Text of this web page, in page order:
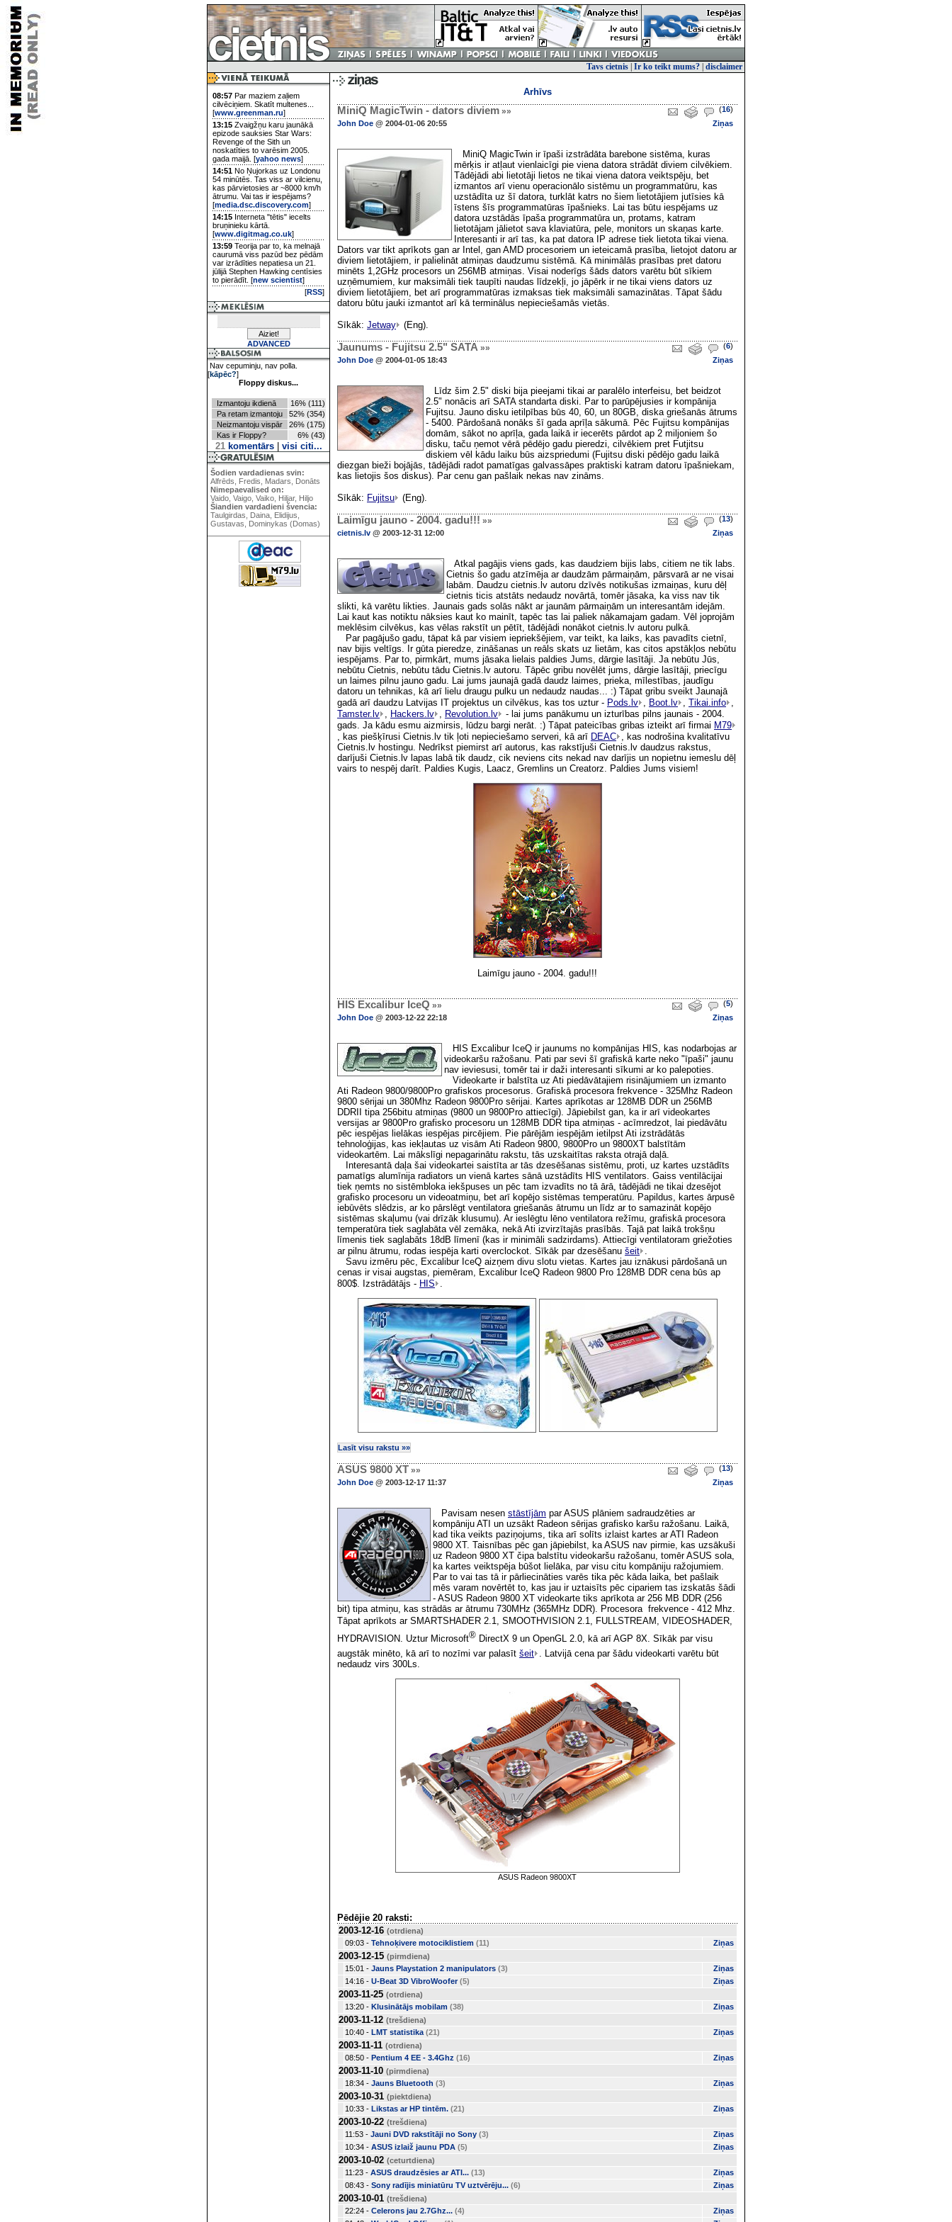
Tavs cietnis Ir ko teikt mums? disclaimer
08:57 Par maziem zaļiem
cilvēciņiem. Skatīt multenes...
[www.greenman.ru]
13:15 Zvaigžņu karu jaunākā
epizode sauksies Star Wars:
Revenge of the Sith un
noskatīties to varēsim 2005.
gada maijā. [yahoo news]
14:51 No Ņujorkas uz Londonu
54 minūtēs. Tas viss ar vilcienu,
kas pārvietosies ar ~8000 km/h
ātrumu. Vai tas ir iespējams?
[media.dsc.discovery.com]
14:15 Interneta "tētis" iecelts
bruņinieku kārtā.
[www.digitmag.co.uk]
13:59 Teorija par to, ka melnajā
caurumā viss pazūd bez pēdām
var izrādīties nepatiesa un 21.
jūlijā Stephen Hawking centīsies
to pierādīt. [new scientist]
[RSS]
ADVANCED
Nav cepuminju, nav polla.
[kāpēc?]
Floppy diskus...
Izmantoju ikdienā
16% (111)
Pa retam izmantoju
52% (354)
Neizmantoju vispār
26% (175)
Kas ir Floppy?
6% (43)
21komentārs| visi citi...
Šodien vardadienas svin:
Alfrēds, Fredis, Madars, Donāts
Nimepaevalised on:
Vaido, Vaigo, Vaiko, Hiljar, Hiljo
Šiandien vardadieni švencia:
Taulgirdas, Daina, Elidijus,
Gustavas, Dominykas (Domas)
Arhīvs
MiniQ MagicTwin - dators diviem »» (16)
John Doe @ 2004-01-06 20:55 Ziņas
MiniQ MagicTwin ir īpaši izstrādāta barebone sistēma, kuras
mērķis ir atļaut vienlaicīgi pie viena datora strādāt diviem cilvēkiem.
Tādējādi abi lietotāji lietos ne tikai viena datora veiktspēju, bet
izmantos arī vienu operacionālo sistēmu un programmatūru, kas
uzstādīta uz šī datora, turklāt katrs no šiem lietotājiem jutīsies kā
īstens šīs programmatūras īpašnieks. Lai tas būtu iespējams uz
datora uzstādās īpaša programmatūra un, protams, katram
lietotājam jālietot sava klaviatūra, pele, monitors un skaņas karte.
Interesanti ir arī tas, ka pat datora IP adrese tiek lietota tikai viena.
Dators var tikt aprīkots gan ar Intel, gan AMD procesoriem un ieteicamā prasība, lietojot datoru ar
diviem lietotājiem, ir palielināt atmiņas daudzumu sistēmā. Kā minimālās prasības pret datoru
minēts 1,2GHz procesors un 256MB atmiņas. Visai noderīgs šāds dators varētu būt sīkiem
uzņēmumiem, kur maksimāli tiek taupīti naudas līdzekļi, jo jāpērk ir ne tikai viens dators uz
diviem lietotājiem, bet arī programmatūras izmaksas tiek maksimāli samazinātas. Tāpat šādu
datoru būtu jauki izmantot arī kā terminālus nepieciešamās vietās.
Sīkāk: Jetway (Eng).
Jaunums - Fujitsu 2.5" SATA »» (6)
John Doe @ 2004-01-05 18:43 Ziņas
Līdz šim 2.5" diski bija pieejami tikai ar paralēlo interfeisu, bet beidzot
2.5" nonācis arī SATA standarta diski. Par to parūpējusies ir kompānija
Fujitsu. Jauno disku ietilpības būs 40, 60, un 80GB, diska griešanās ātrums
- 5400. Pārdošanā nonāks šī gada aprīļa sākumā. Pēc Fujitsu kompānijas
domām, sākot no aprīļa, gada laikā ir iecerēts pārdot ap 2 miljoniem šo
disku, taču ņemot vērā pēdējo gadu pieredzi, cilvēkiem pret Futjitsu
diskiem vēl kādu laiku būs aizspriedumi (Fujitsu diski pēdējo gadu laikā
diezgan bieži bojājās, tādējādi radot pamatīgas galvassāpes praktiski katram datoru īpašniekam,
kas lietojis šos diskus). Par cenu gan pašlaik nekas nav zināms.
Sīkāk: Fujitsu (Eng).
Laimīgu jauno - 2004. gadu!!! »» (13)
cietnis.lv @ 2003-12-31 12:00 Ziņas
Atkal pagājis viens gads, kas daudziem bijis labs, citiem ne tik labs.
Cietnis šo gadu atzīmēja ar daudzām pārmaiņām, pārsvarā ar ne visai
labām. Daudzu cietnis.lv autoru dzīvēs notikušas izmaiņas, kuru dēļ
cietnis ticis atstāts nedaudz novārtā, tomēr jāsaka, ka viss nav tik
slikti, kā varētu likties. Jaunais gads solās nākt ar jaunām pārmaiņām un interesantām idejām.
Lai kaut kas notiktu nāksies kaut ko mainīt, tapēc tas lai paliek nākamajam gadam. Vēl joprojām
meklēsim cilvēkus, kas vēlas rakstīt un pētīt, tādējādi nonākot cietnis.lv autoru pulkā.
Par pagājušo gadu, tāpat kā par visiem iepriekšējiem, var teikt, ka laiks, kas pavadīts cietnī,
nav bijis veltīgs. Ir gūta pieredze, zināšanas un reāls skats uz lietām, kas citos apstākļos nebūtu
iespējams. Par to, pirmkārt, mums jāsaka lielais paldies Jums, dārgie lasītāji. Ja nebūtu Jūs,
nebūtu Cietnis, nebūtu tādu Cietnis.lv autoru. Tāpēc gribu novēlēt jums, dārgie lasītāji, priecīgu
un laimes pilnu jauno gadu. Lai jums jaunajā gadā daudz laimes, prieka, mīlestības, jaudīgu
datoru un tehnikas, kā arī lielu draugu pulku un nedaudz naudas... :) Tāpat gribu sveikt Jaunajā
gadā arī daudzu Latvijas IT projektus un cilvēkus, kas tos uztur - Pods.lv , Boot.lv , Tikai.info ,
Tamster.lv , Hackers.lv , Revolution.lv
- lai jums panākumu un izturības pilns jaunais - 2004.
gads. Ja kādu esmu aizmirsis, lūdzu bargi nerāt. :) Tāpat pateicības gribas izteikt arī firmai M79
, kas piešķīrusi Cietnis.lv tik ļoti nepieciešamo serveri, kā arī DEAC , kas nodrošina kvalitatīvu
Cietnis.lv hostingu. Nedrīkst piemirst arī autorus, kas rakstījuši Cietnis.lv daudzus rakstus,
darījuši Cietnis.lv lapas labā tik daudz, cik neviens cits nekad nav darījis un nopietnu iemeslu dēļ
vairs to nespēj darīt. Paldies Kugis, Laacz, Gremlins un Creatorz. Paldies Jums visiem!
Laimīgu jauno - 2004. gadu!!!
HIS Excalibur IceQ »» (5)
John Doe @ 2003-12-22 22:18 Ziņas
HIS Excalibur IceQ ir jaunums no kompānijas HIS, kas nodarbojas ar
videokaršu ražošanu. Pati par sevi šī grafiskā karte neko "īpaši" jaunu
nav ieviesusi, tomēr tai ir daži interesanti sīkumi ar ko palepoties.
Videokarte ir balstīta uz Ati piedāvātajiem risinājumiem un izmanto
Ati Radeon 9800/9800Pro grafiskos procesorus. Grafiskā procesora frekvence - 325Mhz Radeon
9800 sērijai un 380Mhz Radeon 9800Pro sērijai. Kartes aprīkotas ar 128MB DDR un 256MB
DDRII tipa 256bitu atmiņas (9800 un 9800Pro attiecīgi). Jāpiebilst gan, ka ir arī videokartes
versijas ar 9800Pro grafisko procesoru un 128MB DDR tipa atmiņas - acīmredzot, lai piedāvātu
pēc iespējas lielākas iespējas pircējiem. Pie pārējām iespējām ietilpst Ati izstrādātās
tehnoloģijas, kas iekļautas uz visām Ati Radeon 9800, 9800Pro un 9800XT balstītām
videokartēm. Lai mākslīgi nepagarinātu rakstu, tās uzskaitītas raksta otrajā daļā.
Interesantā daļa šai videokartei saistīta ar tās dzesēšanas sistēmu, proti, uz kartes uzstādīts
pamatīgs alumīnija radiators un vienā kartes sānā uzstādīts HIS ventilators. Gaiss ventilācijai
tiek ņemts no sistēmbloka iekšpuses un pēc tam izvadīts no tā ārā, tādējādi ne tikai dzesējot
grafisko procesoru un videoatmiņu, bet arī kopējo sistēmas temperatūru. Papildus, kartes ārpusē
iebūvēts slēdzis, ar ko pārslēgt ventilatora griešanās ātrumu un līdz ar to samazināt kopējo
sistēmas skaļumu (vai drīzāk klusumu). Ar ieslēgtu lēno ventilatora režīmu, grafiskā procesora
temperatūra tiek saglabāta vēl zemāka, nekā Ati izvirzītajās prasībās. Tajā pat laikā trokšņu
līmenis tiek saglabāts 18dB līmenī (kas ir minimāli sadzirdams). Attiecīgi ventilatoram griežoties
ar pilnu ātrumu, rodas iespēja karti overclockot. Sīkāk par dzesēšanu šeit
Savu izmēru pēc, Excalibur IceQ aizņem divu slotu vietas. Kartes jau iznākusi pārdošanā un
cenas ir visai augstas, piemēram, Excalibur IceQ Radeon 9800 Pro 128MB DDR cena būs ap
800$. Izstrādātājs - HIS
Lasīt visu rakstu »»
ASUS 9800 XT »» (13)
John Doe @ 2003-12-17 11:37 Ziņas
Pavisam nesen stāstījām par ASUS plāniem sadraudzēties ar
kompāniju ATI un uzsākt Radeon sērijas grafisko karšu ražošanu. Laikā,
kad tika veikts paziņojums, tika arī solīts izlaist kartes ar ATI Radeon
9800 XT. Taisnības pēc gan jāpiebilst, ka ASUS nav pirmie, kas uzsākuši
uz Radeon 9800 XT čipa balstītu videokaršu ražošanu, tomēr ASUS sola,
ka kartes veiktspēja būšot lielāka, par visu citu kompāniju ražojumiem.
Par to vai tas tā ir pārliecināties varēs tika pēc kāda laika, bet pašlaik
mēs varam novērtēt to, kas jau ir uztaisīts pēc cipariem tas izskatās šādi
- ASUS Radeon 9800 XT videokarte tiks aprīkota ar 256 MB DDR (256
bit) tipa atmiņu, kas strādās ar ātrumu 730MHz (365MHz DDR). Procesora frekvence - 412 Mhz.
Tāpat aprīkots ar SMARTSHADER 2.1, SMOOTHVISION 2.1, FULLSTREAM, VIDEOSHADER,
HYDRAVISION. Uztur Microsoft® DirectX 9 un OpenGL 2.0, kā arī AGP 8X. Sīkāk par visu
augstāk minēto, kā arī to nozīmi var palasīt šeit . Latvijā cena par šādu videokarti varētu būt
nedaudz virs 300Ls.
ASUS Radeon 9800XT
Pēdējie 20 raksti:
2003-12-16 (otrdiena)
09:03 - Tehnoķivere motociklistiem (11) Ziņas
2003-12-15 (pirmdiena)
15:01 - Jauns Playstation 2 manipulators (3)
Ziņas
14:16 - U-Beat 3D VibroWoofer (5) Ziņas
2003-11-25 (otrdiena)
13:20 - Klusinātājs mobilam (38) Ziņas
2003-11-12 (trešdiena)
10:40 - LMT statistika (21) Ziņas
2003-11-11 (otrdiena)
08:50 - Pentium 4 EE - 3.4Ghz (16) Ziņas
2003-11-10 (pirmdiena)
18:34 - Jauns Bluetooth (3) Ziņas
2003-10-31 (piektdiena)
10:33 - Likstas ar HP tintēm. (21) Ziņas
2003-10-22 (trešdiena)
11:53 - Jauni DVD rakstītāji no Sony (3)
Ziņas
10:34 - ASUS izlaiž jaunu PDA (5) Ziņas
2003-10-02 (ceturtdiena)
11:23 - ASUS draudzēsies ar ATI... (13)
Ziņas
08:43 - Sony radījis miniatūru TV uztvērēju... (6) Ziņas
2003-10-01 (trešdiena)
22:24 - Celerons jau 2.7Ghz... (4)
Ziņas